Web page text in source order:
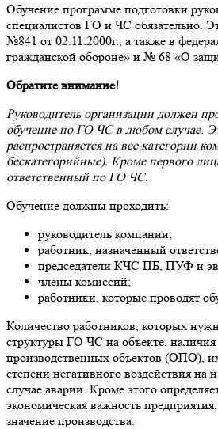
Обучение программе подготовки
специалистов ГО и ЧС обязательно.
№841 от 02.11.2000г., а также в
гражданской обороне» и № 68 «О
Обратите внимание!
Руководитель организации должен
обучение по ГО ЧС в любом случае.
распространяется на все категории
бескатегорийные). Кроме первого
ответственный по ГО ЧС.
Обучение должны проходить:
руководитель компании;
работник, назначенный
председатели КЧС ПБ, ПУФ и
члены комиссий;
работники, которые проводят
Количество работников, которых
структуры ГО ЧС на объекте,
производственных объектов (ОПО),
степени негативного воздействия на
случае аварии. Кроме этого
экономическая важность
значение производства.